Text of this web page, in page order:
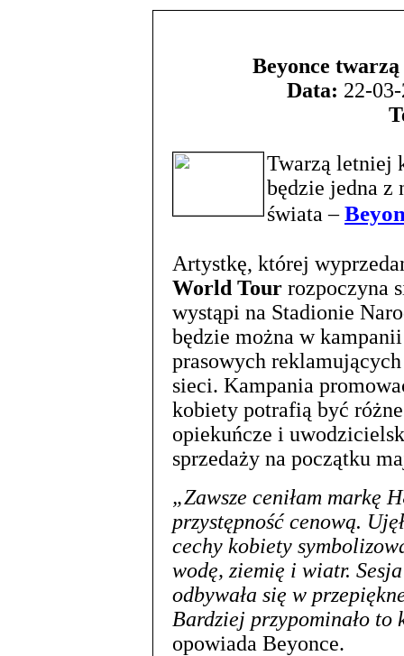
Beyonce
Data: 22-
Twarzą letniej
będzie jedna z
świata –
Artystkę, której
World Tour rozpoczyna
wystąpi na Stadionie
będzie można w
prasowych
sieci. Kampania
kobiety potrafią być
opiekuńcze i
sprzedaży na początku
„Zawsze ceniłam markę
przystępność cenową.
cechy kobiety
wodę, ziemię i wiatr.
odbywała się w
Bardziej przypominało to
opowiada Beyonce.